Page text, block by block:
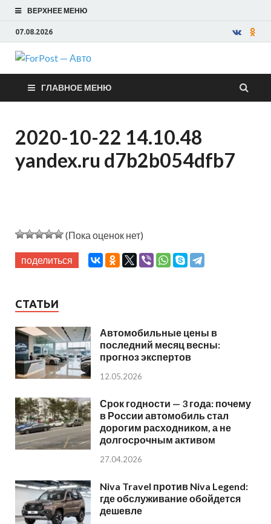
ВЕРХНЕЕ МЕНЮ
07.08.2026
ForPost —
Авто
ГЛАВНОЕ МЕНЮ
2020-10-22 14.10.48
yandex.ru d7b2b054dfb7
(Пока оценок нет)
поделиться
СТАТЬИ
Автомобильные цены в
последний месяц весны:
прогноз экспертов
12.05.2026
Срок годности — 3 года: почему
в России автомобиль стал
дорогим расходником, а не
долгосрочным активом
27.04.2026
Niva Travel против Niva Legend:
где обслуживание обойдется
дешевле